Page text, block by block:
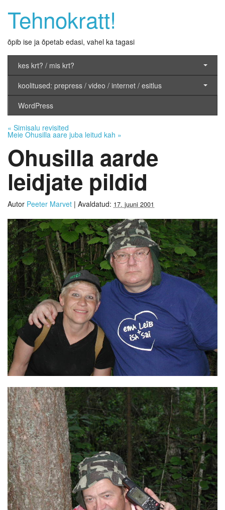
Tehnokratt!
õpib ise ja õpetab edasi, vahel ka tagasi
kes krt? / mis krt?
koolitused: prepress / video / internet / esitlus
WordPress
« Simisalu revisited
Meie Ohusilla aare juba leitud kah »
Ohusilla aarde
leidjate pildid
Autor Peeter Marvet | Avaldatud: 17. juuni 2001